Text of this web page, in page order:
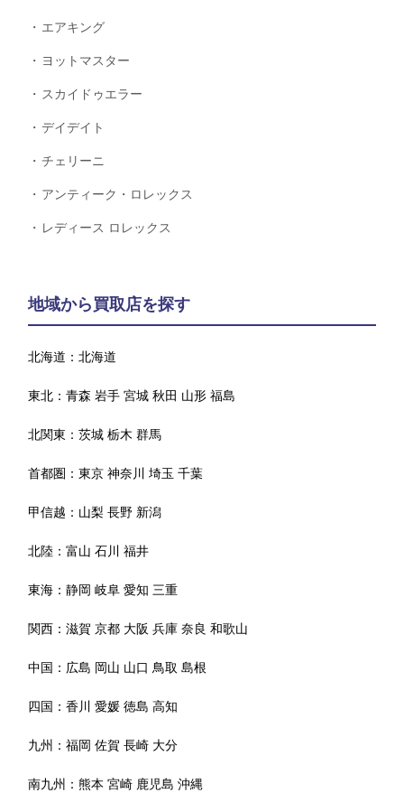
エアキング
ヨットマスター
スカイドゥエラー
デイデイト
チェリーニ
アンティーク・ロレックス
レディース ロレックス
地域から買取店を探す
北海道：北海道
東北：青森 岩手 宮城 秋田 山形 福島
北関東：茨城 栃木 群馬
首都圏：東京 神奈川 埼玉 千葉
甲信越： 山梨 長野 新潟
北陸：富山 石川 福井
東海：静岡 岐阜 愛知 三重
関西：滋賀 京都 大阪 兵庫 奈良 和歌山
中国： 広島 岡山 山口 鳥取 島根
四国：香川 愛媛 徳島 高知
九州：福岡 佐賀 長崎 大分
南九州：熊本 宮崎 鹿児島 沖縄